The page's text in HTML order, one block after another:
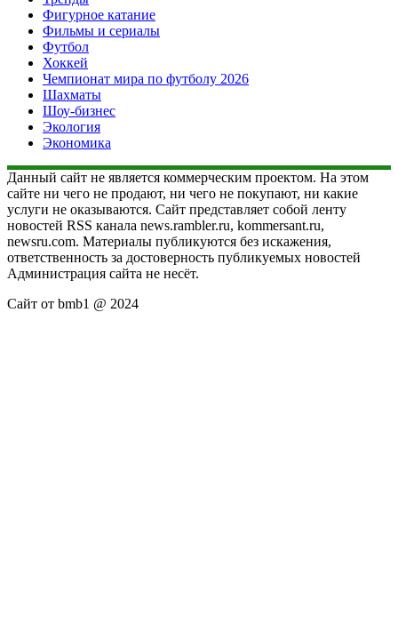
Фигурное катание
Фильмы и сериалы
Футбол
Хоккей
Чемпионат мира по футболу 2026
Шахматы
Шоу-бизнес
Экология
Экономика
Данный сайт не является коммерческим проектом. На этом
сайте ни чего не продают, ни чего не покупают, ни какие
услуги не оказываются. Сайт представляет собой ленту
новостей RSS канала news.rambler.ru, kommersant.ru,
newsru.com. Материалы публикуются без искажения,
ответственность за достоверность публикуемых новостей
Администрация сайта не несёт.
Сайт от bmb1 @ 2024